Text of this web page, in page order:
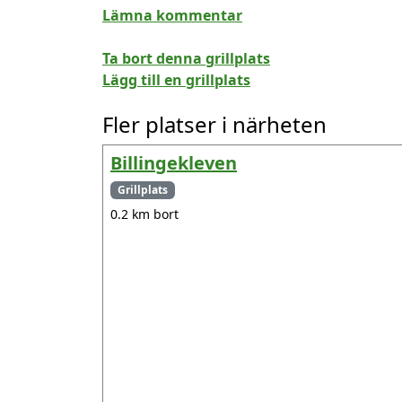
Lämna kommentar
Ta bort denna grillplats
Lägg till en grillplats
Fler platser i närheten
Billingekleven
Grillplats
0.2 km bort